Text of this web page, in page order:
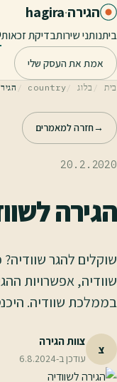
דלג לתוכן הראשי
הגירה·
hagira
ביתנותני שירותבדיקת זכאות
אמת את העסק שלי
בית בלוג country
→חזרה למאמרים
20.2.2020
הגירה
שוקלים להגר
שוודיה, אפשרויות
בממלכת שוודיה.
צ
צוות הגירה
עודכן ב-6.8.2024